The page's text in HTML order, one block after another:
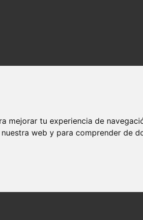
mejorar tu experiencia de
web y para comprender de